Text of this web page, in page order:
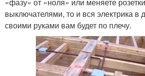
выключателями, то и вся электрика
своими руками вам будет по плечу.